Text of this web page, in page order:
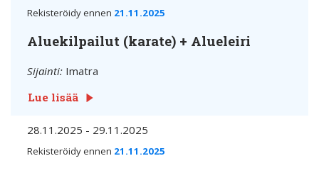
Rekisteröidy ennen 21.11.2025
Aluekilpailut (karate) + Alueleiri
Sijainti: Imatra
Lue lisää
28.11.2025 - 29.11.2025
Rekisteröidy ennen 21.11.2025